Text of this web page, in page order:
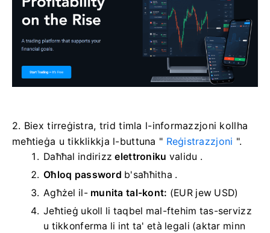
2. Biex tirreġistra, trid timla l-informazzjoni kollha
meħtieġa u tikklikkja l-buttuna " Reġistrazzjoni ".
Daħħal indirizzelettroniku validu .
Oħloq password b'saħħitha .
Agħżel il- munita tal-kont: (EUR jew USD)
Jeħtieġ ukoll li taqbel mal-ftehim tas-servizz
u tikkonferma li int ta' età legali (aktar minn